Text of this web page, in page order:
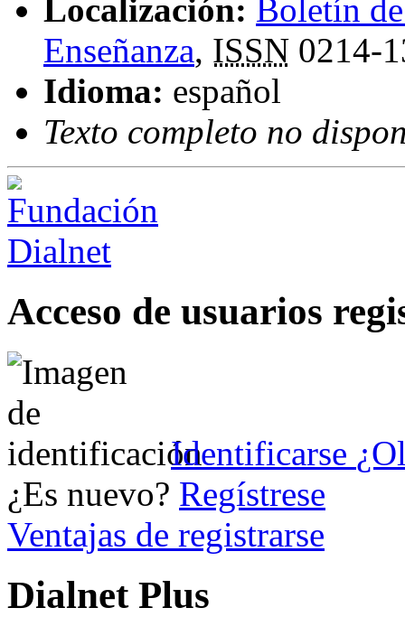
Localización: Boletín
Enseñanza, ISSN 0214-
Idioma: español
Texto completo no
Acceso de usuarios
Identificarse
¿Es nuevo? Regístrese
Ventajas de registrarse
Dialnet Plus